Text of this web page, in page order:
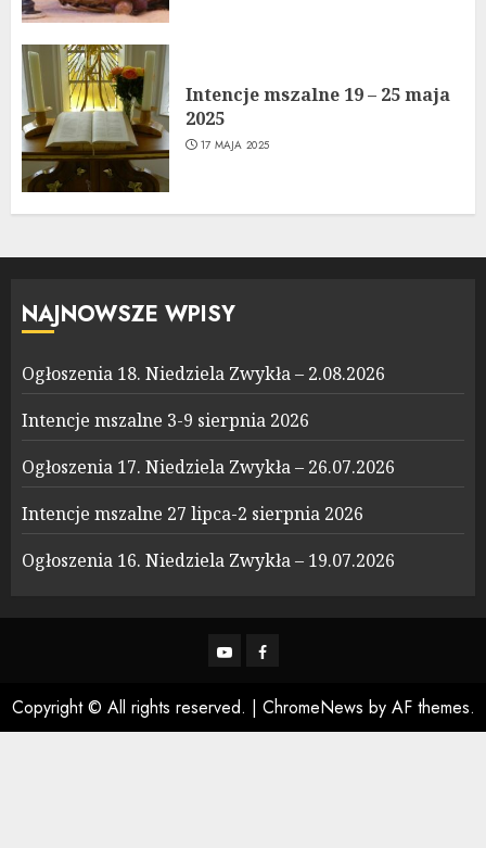
Intencje mszalne 19 – 25 maja
2025
17 MAJA 2025
NAJNOWSZE WPISY
Ogłoszenia 18. Niedziela Zwykła – 2.08.2026
Intencje mszalne 3-9 sierpnia 2026
Ogłoszenia 17. Niedziela Zwykła – 26.07.2026
Intencje mszalne 27 lipca-2 sierpnia 2026
Ogłoszenia 16. Niedziela Zwykła – 19.07.2026
YouTubeFacebook
Copyright © All rights reserved. | ChromeNews by AF themes.